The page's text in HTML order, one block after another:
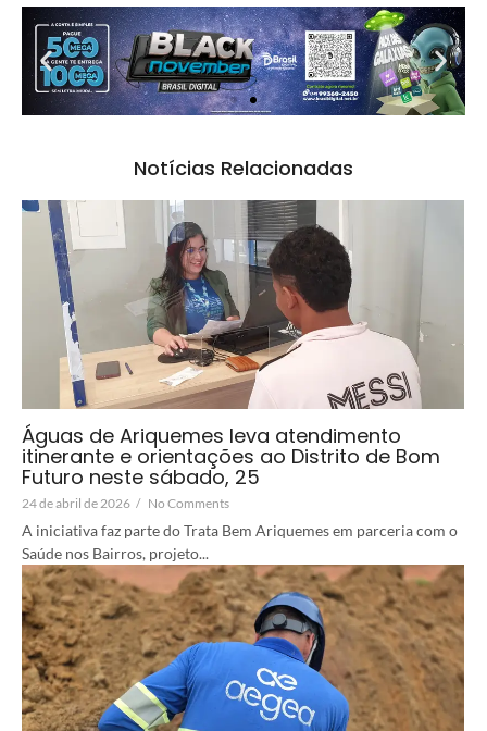
Notícias Relacionadas
Águas de Ariquemes leva atendimento
itinerante e orientações ao Distrito de Bom
Futuro neste sábado, 25
24 de abril de 2026 / No Comments
A iniciativa faz parte do Trata Bem Ariquemes em parceria com o
Saúde nos Bairros, projeto...